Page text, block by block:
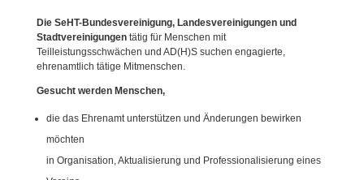
Die SeHT-Bundesvereinigung, Landesvereinigungen und
Stadtvereinigungentätig für Menschen mit
Teilleistungsschwächen und AD(H)S suchen engagierte,
ehrenamtlich tätige Mitmenschen.
Gesucht werden Menschen,
die das Ehrenamt unterstützen und Änderungen bewirken
möchten
in Organisation, Aktualisierung und Professionalisierung eines